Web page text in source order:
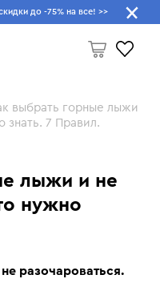
до -75% на все! >>
выбрать горные лыжи
знать. 7 Правил.
лыжи и не
нужно
разочароваться.